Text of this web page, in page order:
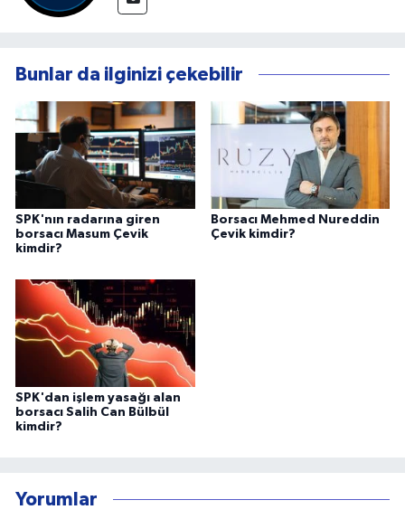
Bunlar da ilginizi çekebilir
SPK'nın radarına giren
borsacı Masum Çevik
kimdir?
Borsacı Mehmed Nureddin
Çevik kimdir?
SPK'dan işlem yasağı alan
borsacı Salih Can Bülbül
kimdir?
Yorumlar